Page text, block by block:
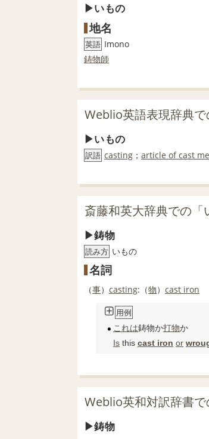
いもの
地名
英語 Imono
鋳物師
Weblio英語表現辞典
いもの
訳語 casting ； article of cast
斎藤和英大辞典での「
鋳物
読み方 いもの
名詞
（事） casting:（物） cast iron
用例
これは鋳物か打物か
Is this cast iron or
Weblio英和対訳辞書
鋳物